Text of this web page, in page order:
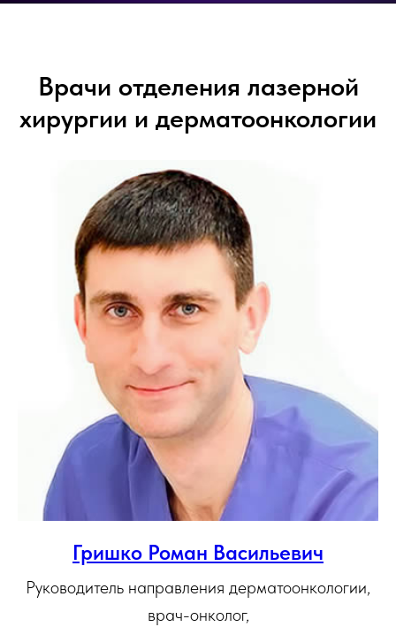
Врачи отделения лазерной
хирургии и дерматоонкологии
Гришко Роман Васильевич
Руководитель направления дерматоонкологии,
врач-онколог,